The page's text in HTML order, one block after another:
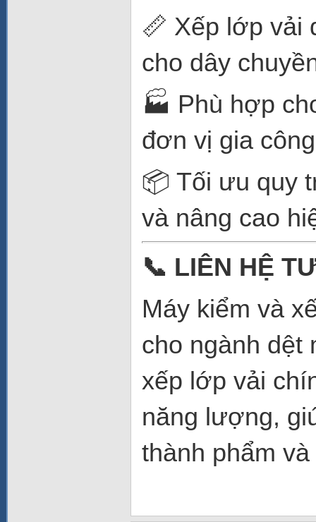
📏 Xếp lớp vải
cho dây
🏭 Phù hợp
đơn vị gia
📦 Tối ưu quy
và nâng cao
📞 LIÊN HỆ
Máy kiểm và
cho ngành dệt
xếp lớp vải
năng lượng,
thành phẩm